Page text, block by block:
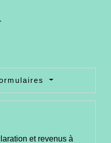
et revenus à